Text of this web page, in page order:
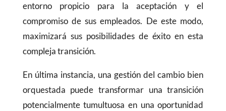
entorno propicio para la aceptación y el
compromiso de sus empleados. De este modo,
maximizará sus posibilidades de éxito en esta
compleja transición.
En última instancia, una gestión del cambio bien
orquestada puede transformar una transición
potencialmente tumultuosa en una oportunidad